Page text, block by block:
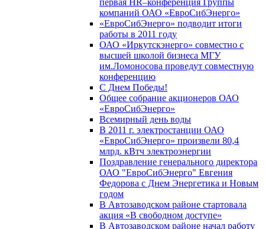
первая HR–конференция Группы
компаний ОАО «ЕвроСибЭнерго»
«ЕвроСибЭнерго» подводит итоги
работы в 2011 году
ОАО «Иркутскэнерго» совместно с
высшей школой бизнеса МГУ
им.Ломоносова проведут совместную
конференцию
С Днем Победы!
Общее собрание акционеров ОАО
«ЕвроСибЭнерго»
Всемирный день воды
В 2011 г. электростанции ОАО
«ЕвроСибЭнерго» произвели 80,4
млрд. кВтч электроэнергии
Поздравление генерального директора
ОАО "ЕвроСибЭнерго" Евгения
Федорова с Днем Энергетика и Новым
годом
В Автозаводском районе стартовала
акция «В свободном доступе»
В Автозаводском районе начал работу